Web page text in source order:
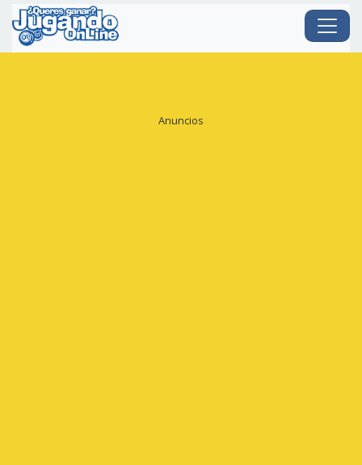
Anuncios